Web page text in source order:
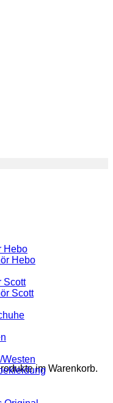
im Warenkorb.
Hebo
Hebo
Scott
Scott
Westen